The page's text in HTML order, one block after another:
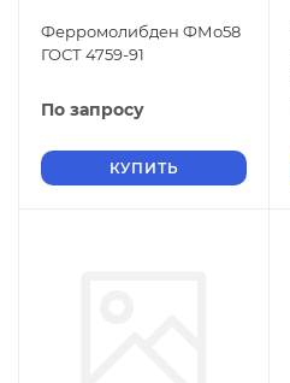
Ферромолибден ФМо58
ГОСТ 4759-91
По запросу
КУПИТЬ